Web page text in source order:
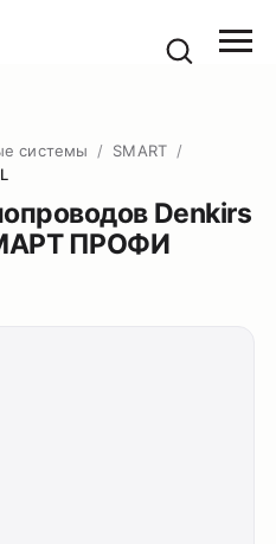
системы / SMART /
Denkirs
ПРОФИ